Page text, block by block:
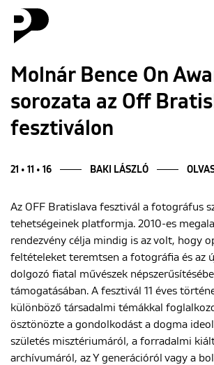
Hírek
Galéria
Blog
Rólunk
ENGLISH
Molnár Bence On
sorozata az Off
fesztiválon
21 • 11 • 16 BAKI LÁSZLÓ
Az OFF Bratislava fesztivál a fotográfus
tehetségeinek platformja. 2010-es
rendezvény célja mindig is az volt, hogy
feltételeket teremtsen a fotográfia és az
dolgozó fiatal művészek
támogatásában. A fesztivál 11 éves
különböző társadalmi témákkal
ösztönözte a gondolkodást a dogma
születés misztériumáról, a forradalmi
archívumáról, az Y generációról vagy a